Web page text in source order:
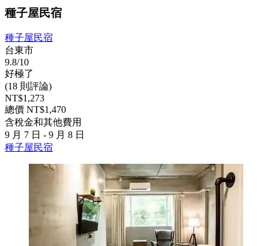
種子屋民宿
種子屋民宿
台東市
9.8/10
好極了
(18 則評論)
NT$1,273
總價 NT$1,470
含稅金和其他費用
9 月 7 日 - 9 月 8 日
種子屋民宿